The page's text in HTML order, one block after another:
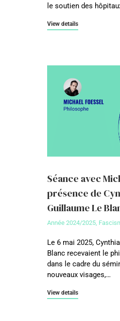
le soutien des
View details
Séance avec
présence de
Guillaume Le
Année 2024/2025,
Le 6 mai 2025,
Blanc recevaient le
dans le cadre du
nouveaux visages,…
View details